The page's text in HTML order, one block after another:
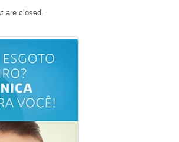
are closed.